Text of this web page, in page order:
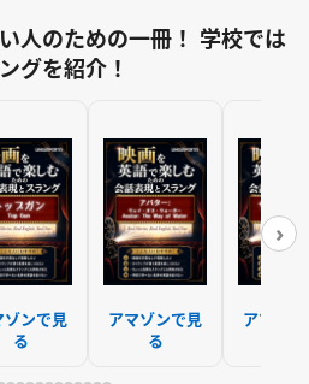
人のための一冊！ 学校では
グを紹介！
ゾンで見
る
アマゾンで見
る
アマゾ
›